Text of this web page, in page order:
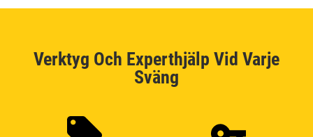
Verktyg Och Experthjälp Vid Varje
Sväng